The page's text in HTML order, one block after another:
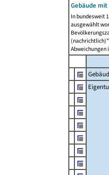
Gebäude
In bundesweit
ausgewählt
Abweichungen